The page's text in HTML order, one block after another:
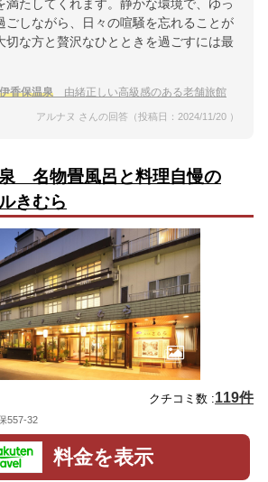
満たしてくれます。静かな環境で、ゆっ
ごしながら、日々の喧騒を忘れることが
切な方と贅沢なひとときを過ごすには最
伊香保温泉 由緒正しい高級感のある老舗旅館
アルナヌ さんの回答（投稿日：2024/11/20 ）
名物畳風呂と料理自慢の
きむら
クチコミ数 :119件
557-32
料金を表示